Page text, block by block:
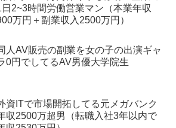
日2~3時間労働営業マン（本業年収
万円＋副業収入2500万円）
人AV販売の副業を女の子の出演ギャ
0円でしてるAV男優大学院生
資ITで市場開拓してる元メガバンク
収2500万超男（転職入社3年以内で